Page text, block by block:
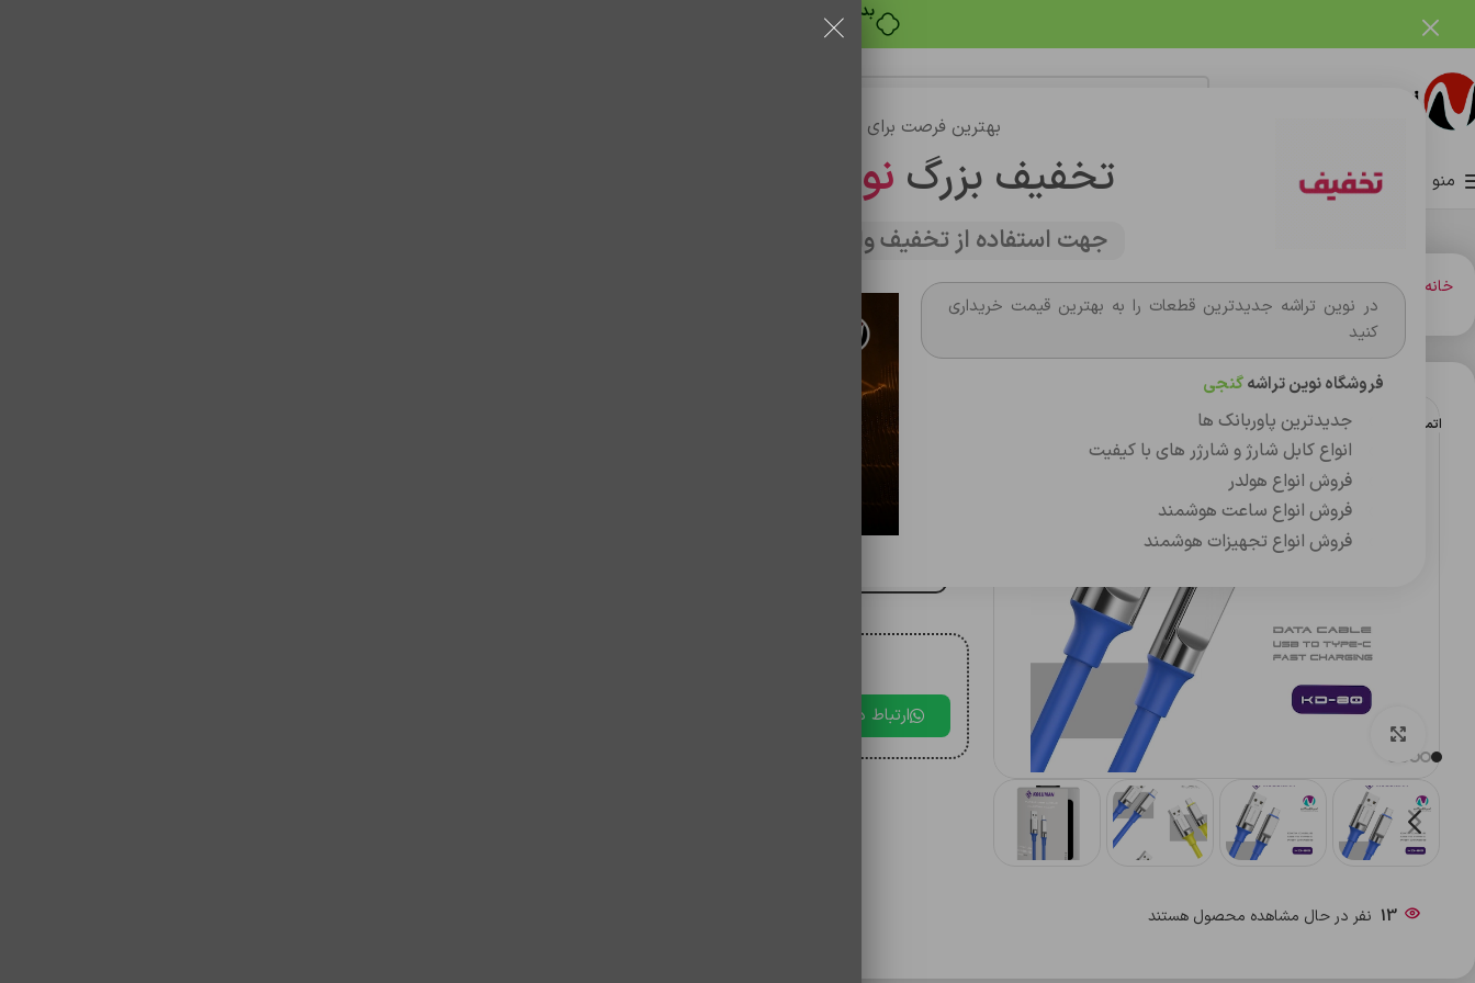
بهترین فرصت برای خرید
تخفیف بزرگ نوین تراشه
جهت استفاده از تخفیف وارد سایت شوید
در نوین تراشه جدیدترین قطعات را به بهترین قیمت خریداری
کنید
فروشگاه نوین تراشهگنجی
جدیدترین پاوربانک ها
انواع کابل شارژ و شارژر های با کیفیت
فروش انواع هولدر
فروش انواع ساعت هوشمند
فروش انواع تجهیزات هوشمند
بدون ضامن، بدون سود
منو صفحه اصلیفروشگاه
خانه شارژر و کابل شارژر فندکي کابل شارژ کابل شارژر تایپ سی کلومن مدل KD-80
اتمام موجودی
13 نفر در حال مشاهده محصول هستند
کابل شارژر تایپ سی کلومن مدل KD-80
ارتباط در بله
فروشگاه نوین تراشه گنجی